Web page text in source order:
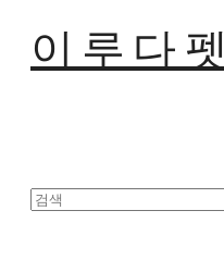
이루다펫